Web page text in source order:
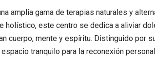
amplia gama de terapias naturales y
holístico, este centro se dedica a aliviar
cuerpo, mente y espíritu. Distinguido por
tranquilo para la reconexión